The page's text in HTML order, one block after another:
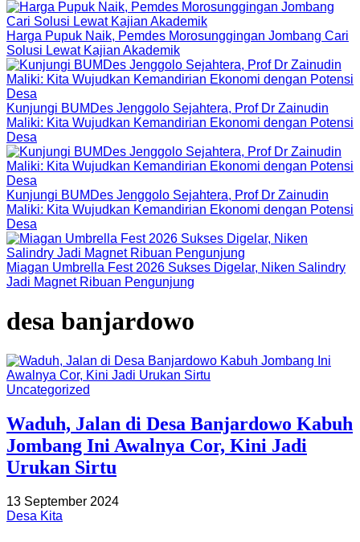
Harga Pupuk Naik, Pemdes Morosunggingan Jombang Cari
Solusi Lewat Kajian Akademik
Kunjungi BUMDes Jenggolo Sejahtera, Prof Dr Zainudin
Maliki: Kita Wujudkan Kemandirian Ekonomi dengan Potensi
Desa
Kunjungi BUMDes Jenggolo Sejahtera, Prof Dr Zainudin
Maliki: Kita Wujudkan Kemandirian Ekonomi dengan Potensi
Desa
Miagan Umbrella Fest 2026 Sukses Digelar, Niken Salindry
Jadi Magnet Ribuan Pengunjung
desa banjardowo
Uncategorized
Waduh, Jalan di Desa Banjardowo Kabuh
Jombang Ini Awalnya Cor, Kini Jadi
Urukan Sirtu
13 September 2024
Desa Kita